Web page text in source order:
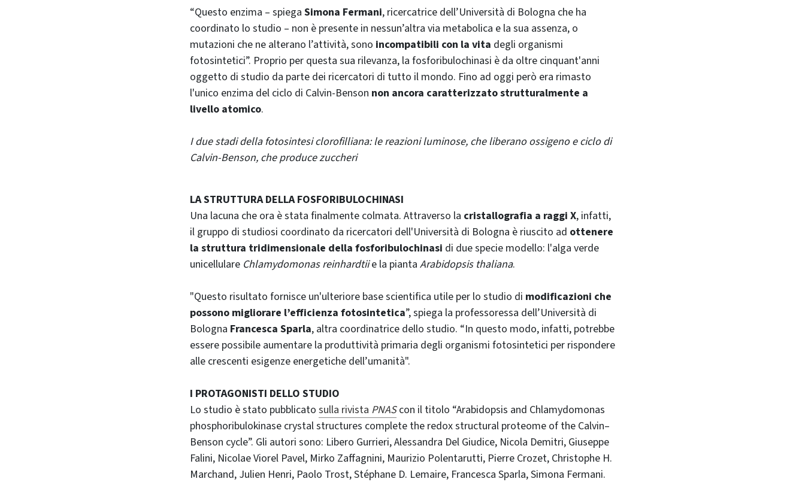
“Questo enzima – spiega Simona Fermani, ricercatrice dell’Università di Bologna che ha
coordinato lo studio – non è presente in nessun’altra via metabolica e la sua assenza, o
mutazioni che ne alterano l’attività, sono incompatibili con la vita degli organismi
fotosintetici”. Proprio per questa sua rilevanza, la fosforibulochinasi è da oltre cinquant'anni
oggetto di studio da parte dei ricercatori di tutto il mondo. Fino ad oggi però era rimasto
l'unico enzima del ciclo di Calvin-Benson non ancora caratterizzato strutturalmente a
livello atomico.
I due stadi della fotosintesi clorofilliana: le reazioni luminose, che liberano ossigeno e ciclo di
Calvin-Benson, che produce zuccheri
LA STRUTTURA DELLA FOSFORIBULOCHINASI
Una lacuna che ora è stata finalmente colmata. Attraverso la cristallografia a raggi X, infatti,
il gruppo di studiosi coordinato da ricercatori dell'Università di Bologna è riuscito ad ottenere
la struttura tridimensionale della fosforibulochinasi di due specie modello: l'alga verde
unicellulare Chlamydomonas reinhardtiie la pianta Arabidopsis thaliana.
"Questo risultato fornisce un'ulteriore base scientifica utile per lo studio di modificazioni che
possono migliorare l’efficienza fotosintetica”, spiega la professoressa dell’Università di
Bologna Francesca Sparla, altra coordinatrice dello studio. “In questo modo, infatti, potrebbe
essere possibile aumentare la produttività primaria degli organismi fotosintetici per rispondere
alle crescenti esigenze energetiche dell’umanità".
I PROTAGONISTI DELLO STUDIO
Lo studio è stato pubblicato sulla rivista PNAScon il titolo “Arabidopsis and Chlamydomonas
phosphoribulokinase crystal structures complete the redox structural proteome of the Calvin–
Benson cycle”. Gli autori sono: Libero Gurrieri, Alessandra Del Giudice, Nicola Demitri, Giuseppe
Falini, Nicolae Viorel Pavel, Mirko Zaffagnini, Maurizio Polentarutti, Pierre Crozet, Christophe H.
Marchand, Julien Henri, Paolo Trost, Stéphane D. Lemaire, Francesca Sparla, Simona Fermani.